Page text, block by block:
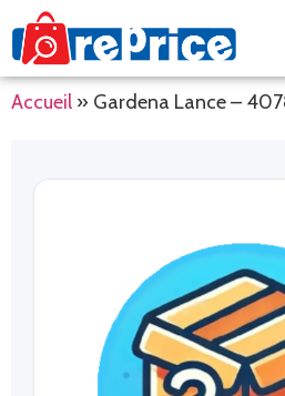
Accueil » Gardena Lance –